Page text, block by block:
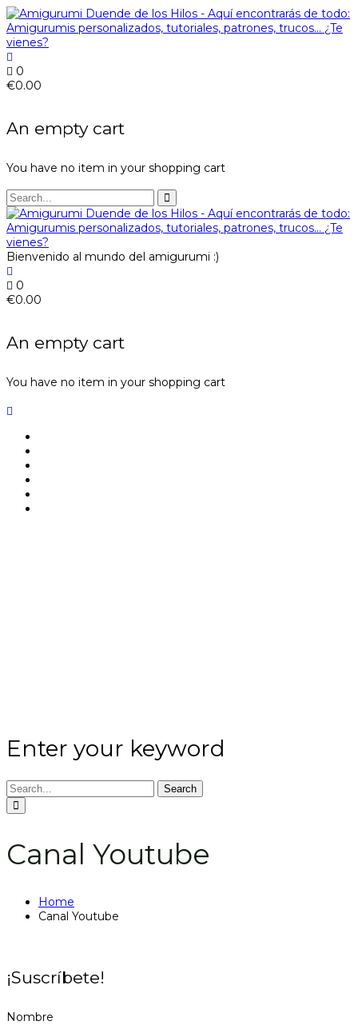
0
€0.00
An empty cart
You have no item in your shopping cart
Bienvenido al mundo del amigurumi :)
0
€0.00
An empty cart
You have no item in your shopping cart
Enter your keyword
Search
Canal Youtube
Home
Canal Youtube
¡Suscríbete!
Nombre